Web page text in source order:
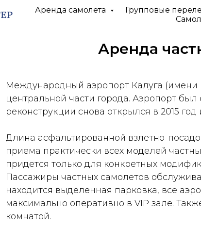
Аренда самолета Групповые
Аренда
Международный аэропорт Калуга (имени
центральной части города. Аэропорт был
реконструкции снова открылся в 2015
Длина асфальтированной взлетно-
приема практически всех моделей
придется только для конкретных
Пассажиры частных самолетов
находится выделенная парковка, все
максимально оперативно в VIP зале.
комнатой.